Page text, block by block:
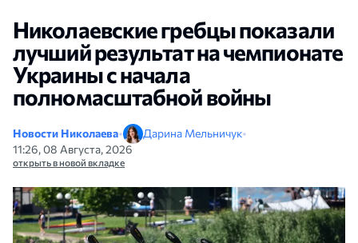
Николаевские гребцы показали
лучший результат на чемпионате
Украины с начала
полномасштабной войны
Новости Николаева• Дарина Мельничук•
11:26, 08 Августа, 2026
открыть в новой вкладке